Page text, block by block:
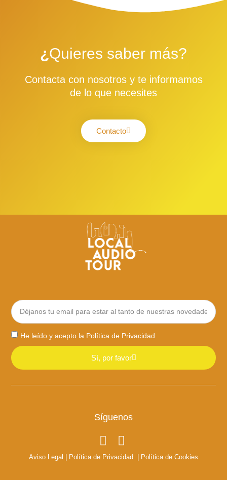
¿ Quieres saber más?
Contacta con nosotros y te informamos
de lo que necesites
Contacto
He leído y acepto la Política de Privacidad
Sí, por favor
Síguenos
Aviso Legal Política de Privacidad Política de Cookies